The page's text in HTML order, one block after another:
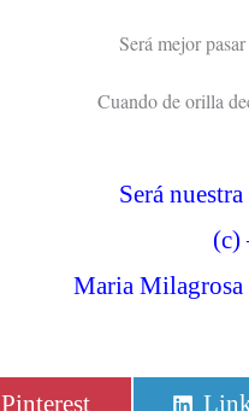
Será mejor
Cuando de orilla
Será
(c)
Maria Milagrosa
Compartir
Pinterest